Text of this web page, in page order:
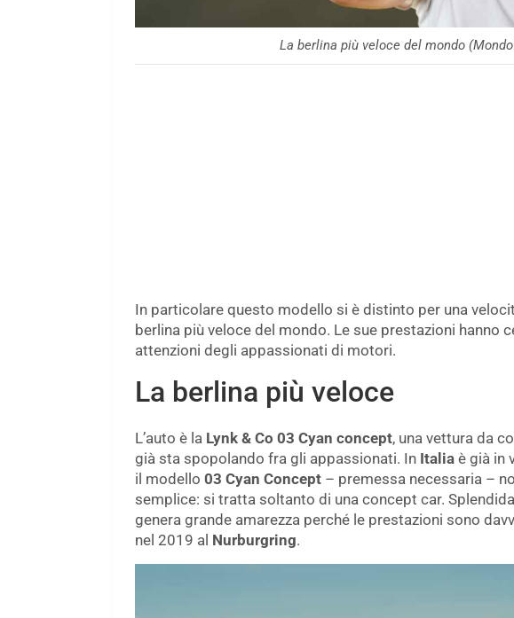
La berlina più veloce del mondo
In particolare questo modello si è distinto per una
berlina più veloce del mondo. Le sue prestazioni hanno
attenzioni degli appassionati di motori.
La berlina più veloce
L’auto è la Lynk & Co 03 Cyan concept, una vettura da
già sta spopolando fra gli appassionati. In Italia è già in
il modello 03 Cyan Concept – premessa necessaria –
semplice: si tratta soltanto di una concept car.
genera grande amarezza perché le prestazioni sono
nel 2019 al Nurburgring.